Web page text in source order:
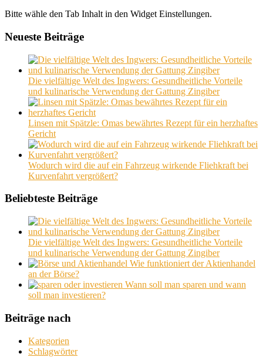
Bitte wähle den Tab Inhalt in den Widget Einstellungen.
Neueste Beiträge
Die vielfältige Welt des Ingwers: Gesundheitliche Vorteile
und kulinarische Verwendung der Gattung Zingiber
Linsen mit Spätzle: Omas bewährtes Rezept für ein herzhaftes
Gericht
Wodurch wird die auf ein Fahrzeug wirkende Fliehkraft bei
Kurvenfahrt vergrößert?
Beliebteste Beiträge
Die vielfältige Welt des Ingwers: Gesundheitliche Vorteile
und kulinarische Verwendung der Gattung Zingiber
Wie funktioniert der Aktienhandel
an der Börse?
Wann soll man sparen und wann
soll man investieren?
Beiträge nach
Kategorien
Schlagwörter